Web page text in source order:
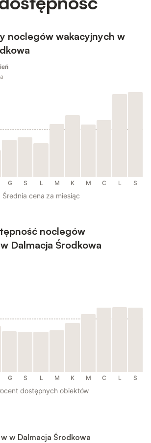
noclegów wakacyjnych w
G S L M K M C L S
Średnia cena za miesiąc
noclegów
Dalmacja Środkowa
G S L M K M C L S
dostępnych obiektów
w Dalmacja Środkowa